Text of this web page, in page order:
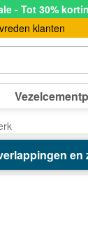
- Tot 30%
klanten